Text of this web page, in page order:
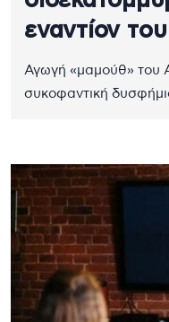
εναντίον
Αγωγή «μαμούθ» του
συκοφαντική